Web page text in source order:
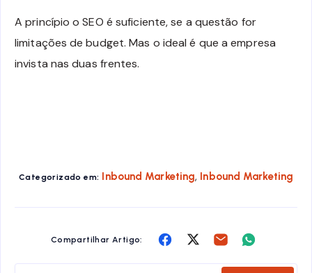
A princípio o SEO é suficiente, se a questão for
limitações de budget. Mas o ideal é que a empresa
invista nas duas frentes.
Categorizado em: Inbound Marketing, Inbound Marketing
Compartilhar Artigo:
Share Share
Share